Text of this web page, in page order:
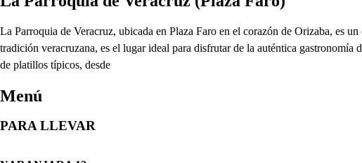
La Parroquia de Veracruz, ubicada en Plaza Faro en el corazón de Orizaba, es
tradición veracruzana, es el lugar ideal para disfrutar de la auténtica
de platillos típicos, desde
Menú
PARA LLEVAR